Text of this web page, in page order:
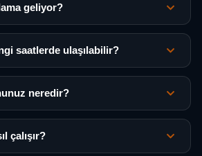
geliyor?
saatlerde ulaşılabilir?
neredir?
çalışır?